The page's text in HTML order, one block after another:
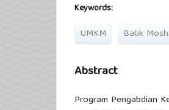
Keywords:
UMKM Batik
Abstract
Program Pengabdian